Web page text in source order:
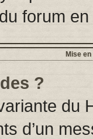
forum
Mise
?
du
d’un